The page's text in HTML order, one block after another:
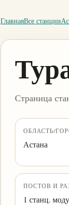
ГлавнаяВсе станции
Страница
ОБЛАСТЬ/
Астана
ПОСТОВ И
1 станц.